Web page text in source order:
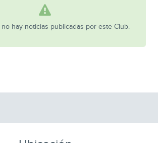
hay noticias publicadas por este Club.